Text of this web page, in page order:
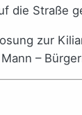
die Straße
zur
–